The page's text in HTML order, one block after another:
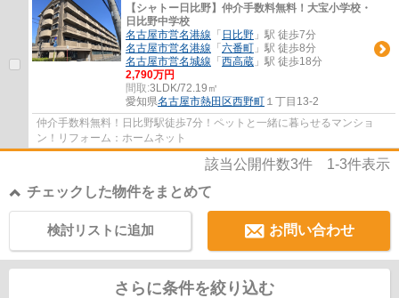
【シャトー日比野】仲介手数料無料！大宝小学校・
日比野中学校
名古屋市営名港線 「 日比野 」駅 徒歩7分
名古屋市営名港線 「 六番町 」駅 徒歩8分
名古屋市営名城線 「 西高蔵 」駅 徒歩18分
2,790万円
間取:3LDK/72.19㎡
愛知県名古屋市熱田区西野町 １丁目13-2
仲介手数料無料！日比野駅徒歩7分！ペットと一緒に暮らせるマンショ
ン！リフォーム：ホームネット
該当公開件数3件 1-3件表示
チェックした物件をまとめて
お問い合わせ
検討リストに追加
さらに条件を絞り込む